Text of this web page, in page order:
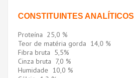
CONSTITUINTES ANALÍTICOS
Proteína 25,0 %
Teor de matéria gorda 14,0 %
Fibra bruta 5,5%
Cinza bruta 7,0 %
Humidade 10,0 %